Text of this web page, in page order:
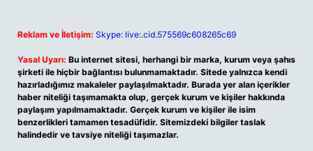
Reklam ve İletişim: Skype: live:.cid.575569c608265c69
Yasal Uyarı: Bu internet sitesi, herhangi bir marka, kurum veya şahıs
şirketi ile hiçbir bağlantısı bulunmamaktadır. Sitede yalnızca kendi
hazırladığımız makaleler paylaşılmaktadır. Burada yer alan içerikler
haber niteliği taşımamakta olup, gerçek kurum ve kişiler hakkında
paylaşım yapılmamaktadır. Gerçek kurum ve kişiler ile isim
benzerlikleri tamamen tesadüfidir. Sitemizdeki bilgiler taslak
halindedir ve tavsiye niteliği taşımazlar.